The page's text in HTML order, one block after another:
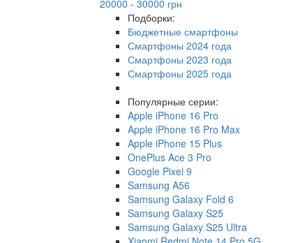
20000 - 30000 грн
Подборки:
Бюджетные смартфоны
Смартфоны 2024 года
Смартфоны 2023 года
Смартфоны 2025 года
Популярные серии:
Apple iPhone 16 Pro
Apple iPhone 16 Pro Max
Apple iPhone 15 Plus
OnePlus Ace 3 Pro
Google Pixel 9
Samsung A56
Samsung Galaxy Fold 6
Samsung Galaxy S25
Samsung Galaxy S25 Ultra